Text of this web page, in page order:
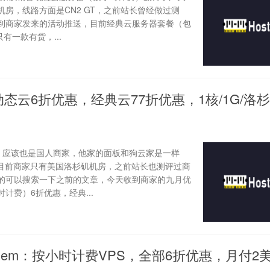
房，线路方面是CN2 GT，之前站长曾经做过测
商家发来的活动推送，目前经典云服务器套餐（包
有一款有货，...
云6折优惠，经典云77折优惠，1核/1G/洛
该也是国人商家，他家的面板和狗云家是一样
前商家只有美国洛杉矶机房，之前站长也测评过商
可以搜索一下之前的文章，今天收到商家的九月优
计费）6折优惠，经典...
：按小时计费VPS，全部6折优惠，月付2